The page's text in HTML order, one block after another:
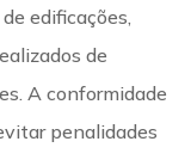
edificações,
de
A conformidade
penalidades